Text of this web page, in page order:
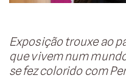
Exposição trouxe ao
que vivem num
se fez colorido com